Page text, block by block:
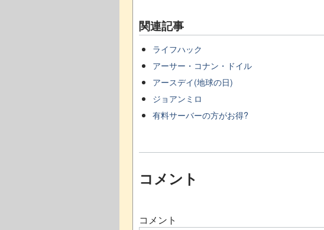
関連記事
ライフハック
アーサー・コナン・ドイル
アースデイ(地球の日)
ジョアンミロ
有料サーバーの方がお得?
コメント
コメント